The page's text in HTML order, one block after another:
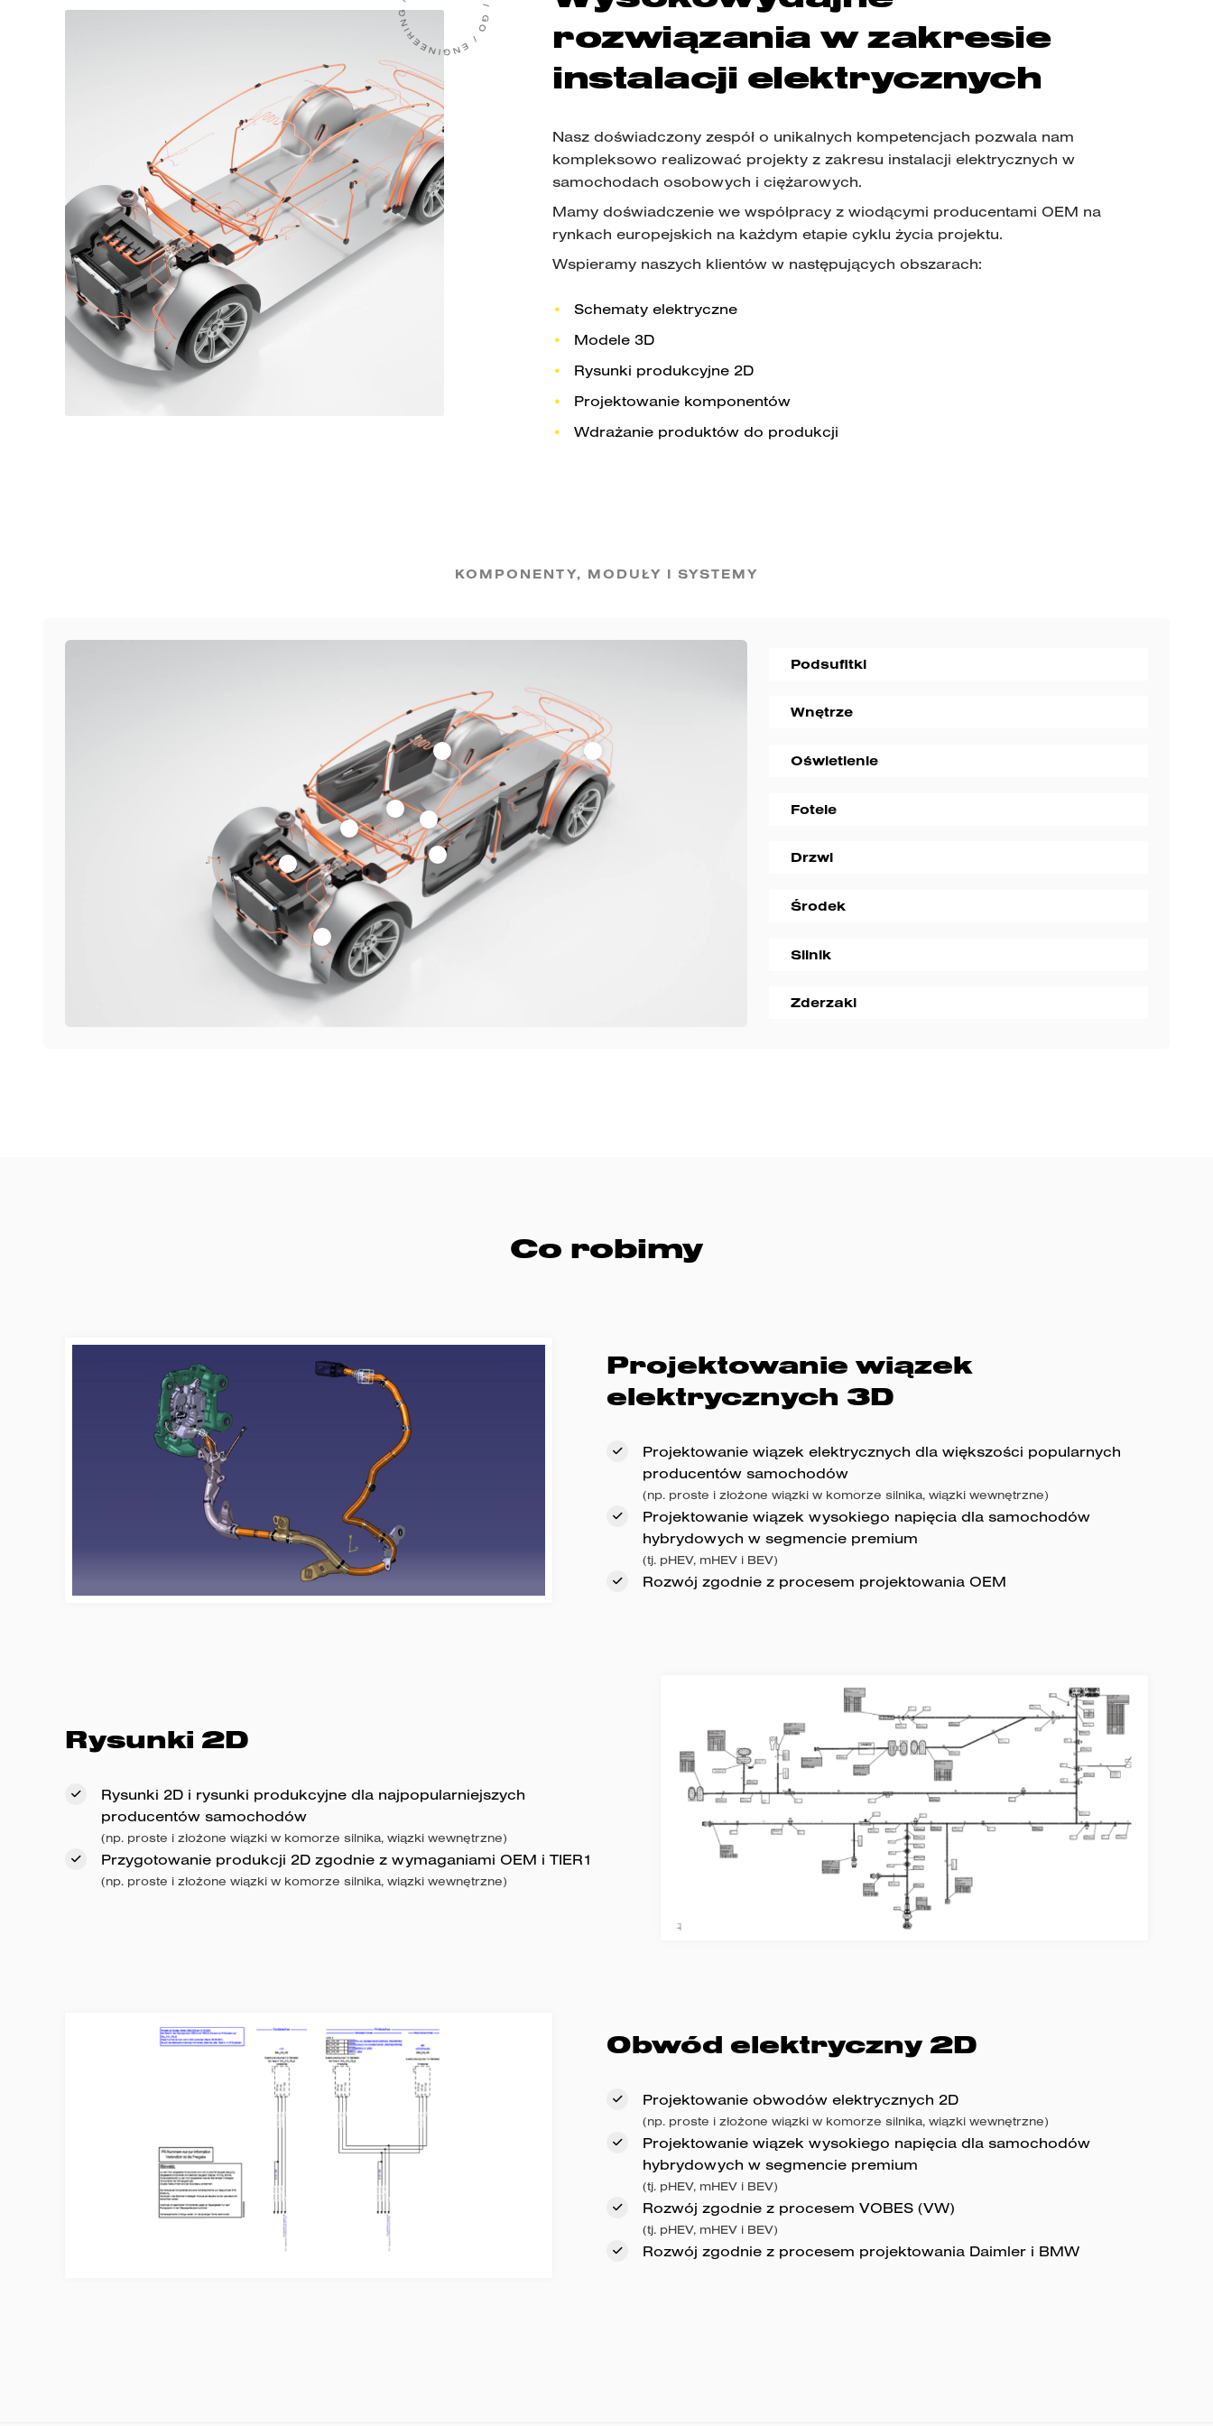
rozwiązania w zakresie
instalacji elektrycznych
Nasz doświadczony zespół o unikalnych kompetencjach pozwala nam
kompleksowo realizować projekty z zakresu instalacji elektrycznych w
samochodach osobowych i ciężarowych.
Mamy doświadczenie we współpracy z wiodącymi producentami OEM na
rynkach europejskich na każdym etapie cyklu życia projektu.
Wspieramy naszych klientów w następujących obszarach:
Schematy elektryczne
Modele 3D
Rysunki produkcyjne 2D
Projektowanie komponentów
Wdrażanie produktów do produkcji
KOMPONENTY, MODUŁY I SYSTEMY​
Podsufitki
Wnętrze
Oświetlenie
Fotele
Drzwi
Środek
Silnik
Zderzaki
Co robimy
Projektowanie wiązek
elektrycznych 3D
Projektowanie wiązek elektrycznych dla większości popularnych
producentów samochodów
(np. proste i złożone wiązki w komorze silnika, wiązki wewnętrzne)
Projektowanie wiązek wysokiego napięcia dla samochodów
hybrydowych w segmencie premium
(tj. pHEV, mHEV i BEV)
Rozwój zgodnie z procesem projektowania OEM
Rysunki 2D
Rysunki 2D i rysunki produkcyjne dla najpopularniejszych
producentów samochodów
(np. proste i złożone wiązki w komorze silnika, wiązki wewnętrzne)
Przygotowanie produkcji 2D zgodnie z wymaganiami OEM i TIER1
(np. proste i złożone wiązki w komorze silnika, wiązki wewnętrzne)
Obwód elektryczny 2D
Projektowanie obwodów elektrycznych 2D
(np. proste i złożone wiązki w komorze silnika, wiązki wewnętrzne)
Projektowanie wiązek wysokiego napięcia dla samochodów
hybrydowych w segmencie premium
(tj. pHEV, mHEV i BEV)
Rozwój zgodnie z procesem VOBES (VW)
(tj. pHEV, mHEV i BEV)
Rozwój zgodnie z procesem projektowania Daimler i BMW